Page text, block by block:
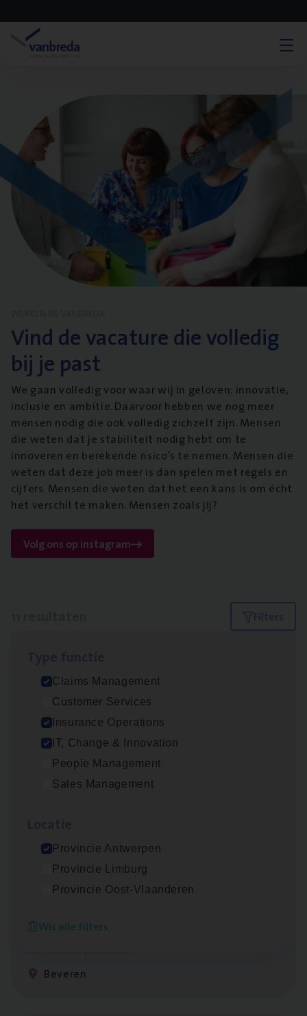
Vind de vacature die volledig
bij je past
We gaan volledig voor waar wij in geloven: innovatie,
inclusie en ambitie. Daarvoor hebben we nog meer
mensen nodig die ook volledig zichzelf zijn. Mensen
die weten dat je stabiliteit nodig hebt om te
innoveren en berekende risico’s te nemen. Mensen die
weten dat deze job meer is dan spelen met regels en
cijfers. Mensen die weten dat het een kans is om écht
het verschil te maken. Mensen zoals jij?
Volg ons op instagram
Filters
Claims Management
Customer Services
Insurance Operations
IT, Change & Innovation
People Management
Sales Management
Provincie Antwerpen
Provincie Limburg
Provincie Oost-Vlaanderen
Wis alle filters
Dos­sier­be­heer­der ver­ze­ke­rin­gen — Soci­al
Pro­fit en Public
Insurance Operations
Antwerpen
Antwerpen
Benefits
Beveren